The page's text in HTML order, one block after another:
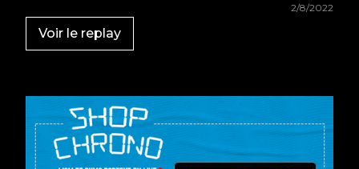
2/8/2022
Voir le replay